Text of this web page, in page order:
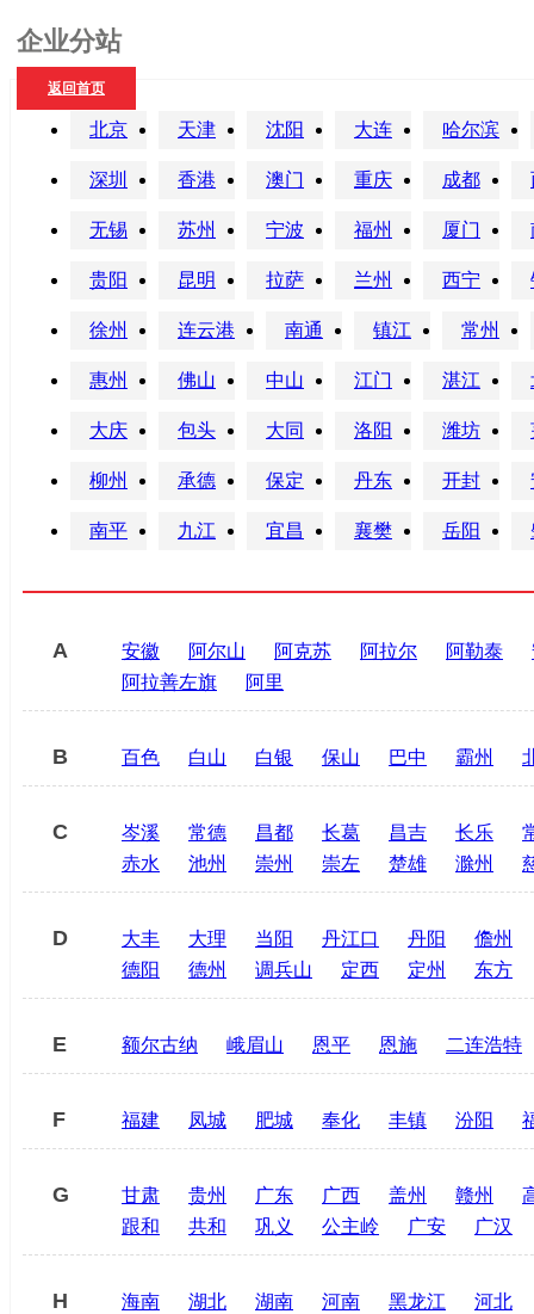
企业分站
返回首页
北京 天津 沈阳 大连 哈尔滨
深圳 香港 澳门 重庆 成都
无锡 苏州 宁波 福州 厦门
贵阳 昆明 拉萨 兰州 西宁
徐州 连云港 南通 镇江 常州
惠州 佛山 中山 江门 湛江
大庆 包头 大同 洛阳 潍坊
柳州 承德 保定 丹东 开封
南平 九江 宜昌 襄樊 岳阳
A 安徽 阿尔山 阿克苏 阿拉尔 阿勒泰
阿拉善左旗
阿里
B 百色 白山 白银 保山 巴中 霸州
C 岑溪 常德 昌都 长葛 昌吉 长乐
赤水
池州 崇州 崇左 楚雄 滁州
D 大丰 大理 当阳 丹江口 丹阳
儋州
德阳
德州 调兵山 定西 定州 东方
E 额尔古纳 峨眉山 恩平 恩施 二连浩特
F 福建 凤城 肥城 奉化 丰镇 汾阳
G 甘肃 贵州 广东 广西 盖州 赣州
跟和
共和 巩义 公主岭 广安 广汉
H 海南 湖北 湖南 河南 黑龙江
河北